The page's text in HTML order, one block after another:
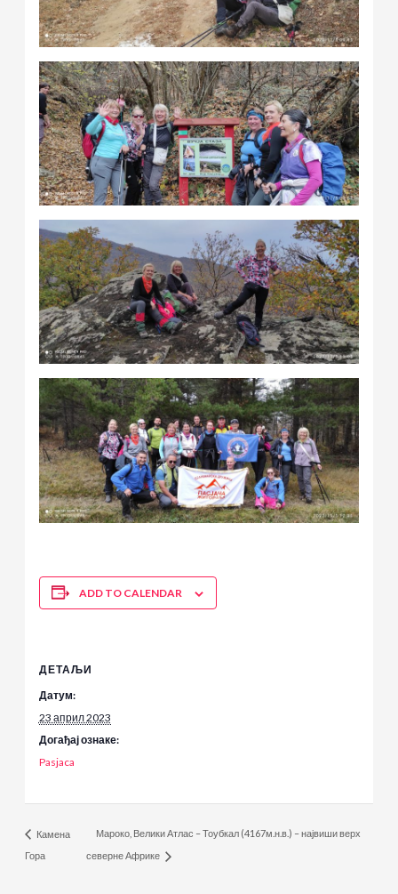
ADD TO CALENDAR
ДЕТАЉИ
Датум:
23 април 2023
Догађај ознаке:
Pasjaca
Камена
Гора
Мароко, Велики Атлас – Тоубкал (4167м.н.в.) – највиши верх
северне Африке